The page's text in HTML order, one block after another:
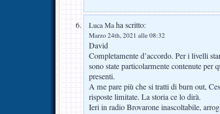
Luca Maha scritto:
Marzo 24th, 2021 alle 08:32
David
Completamente d’accordo. Per i livelli
sono state particolarmente contenute per
presenti.
A me pare più che si tratti di burn out,
risposte limitate. La storia ce lo dirà.
Ieri in radio Brovarone inascoltabile,